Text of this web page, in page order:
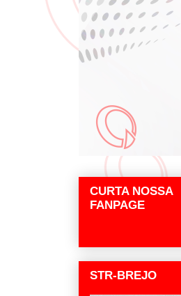
CURTA NOSSA
FANPAGE
STR-BREJO